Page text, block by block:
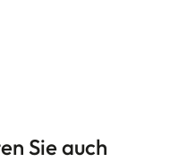
Sie auch